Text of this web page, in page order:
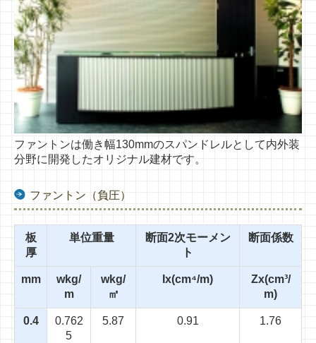
ファントンは働き幅130mmのスパンドレルとして内外装
分野に開発したオリジナル建材です。
ファントン（負圧）
板
厚
単位重量
断面2次モーメン
ト
断面係数
mm
wkg/
m
wkg/
㎡
Ix(cm⁴/m)
Zx(cm³/
m)
0.4
0.762
5
5.87 0.91 1.76